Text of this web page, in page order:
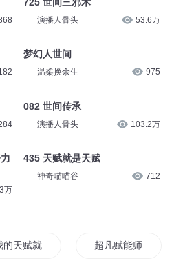
万
演播人骨头 53.6万
梦幻人世间
温柔换余生 975
082 世间传承
演播人骨头 103.2万
435 天赋就是天赋
神奇喵喵谷 712
的天赋就是重生 超凡赋能师